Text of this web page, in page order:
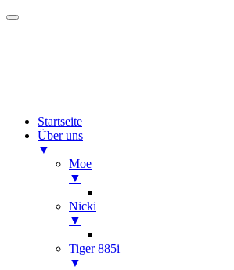
Startseite
Über uns
▼
Moe
▼
Nicki
▼
Tiger 885i
▼